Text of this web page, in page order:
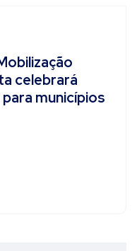
celebrará
municípios